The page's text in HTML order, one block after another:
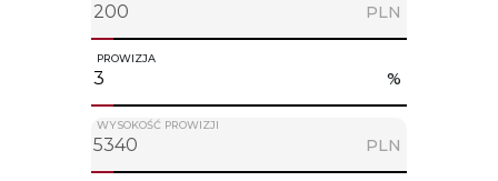
PLN
PROWIZJA
%
WYSOKOŚĆ PROWIZJI
PLN